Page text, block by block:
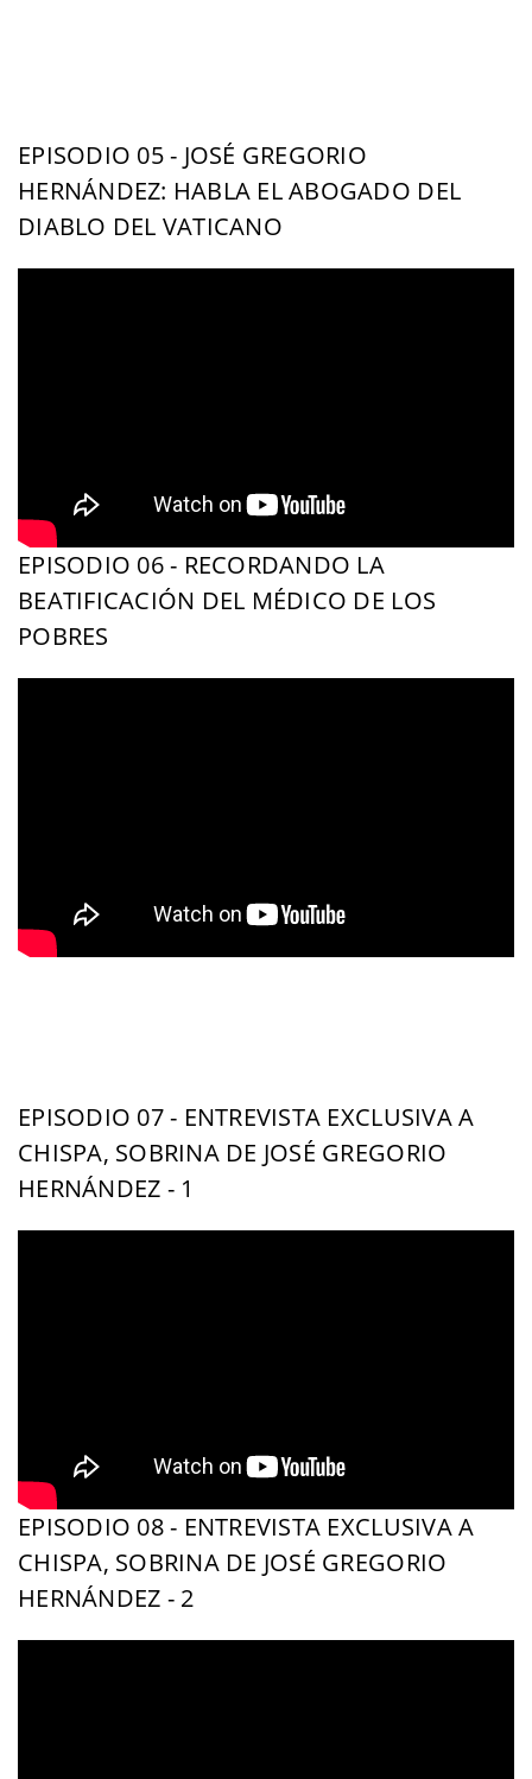
EPISODIO 05 - JOSÉ GREGORIO
HERNÁNDEZ: HABLA EL ABOGADO DEL
DIABLO DEL VATICANO
EPISODIO 06 - RECORDANDO LA
BEATIFICACIÓN DEL MÉDICO DE LOS
POBRES
EPISODIO 07 - ENTREVISTA EXCLUSIVA A
CHISPA, SOBRINA DE JOSÉ GREGORIO
HERNÁNDEZ - 1
EPISODIO 08 - ENTREVISTA EXCLUSIVA A
CHISPA, SOBRINA DE JOSÉ GREGORIO
HERNÁNDEZ - 2